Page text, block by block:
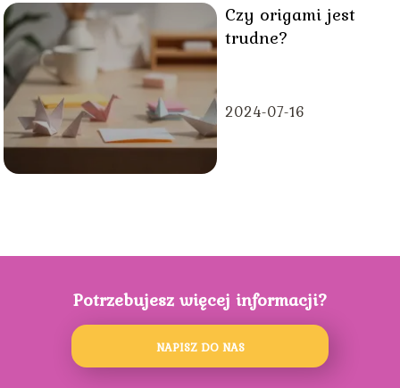
Czy origami jest
trudne?
2024-07-16
Potrzebujesz więcej informacji?
NAPISZ DO NAS